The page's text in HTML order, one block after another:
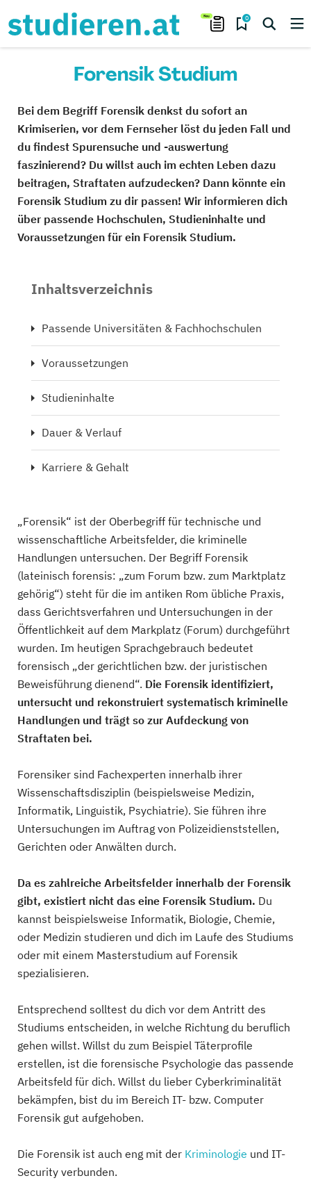
0
Forensik Studium
Bei dem Begriff Forensik denkst du sofort an
Krimiserien, vor dem Fernseher löst du jeden Fall und
du findest Spurensuche und -auswertung
faszinierend? Du willst auch im echten Leben dazu
beitragen, Straftaten aufzudecken? Dann könnte ein
Forensik Studium zu dir passen! Wir informieren dich
über passende Hochschulen, Studieninhalte und
Voraussetzungen für ein Forensik Studium.
Inhaltsverzeichnis
Passende Universitäten & Fachhochschulen
Voraussetzungen
Studieninhalte
Dauer & Verlauf
Karriere & Gehalt
„Forensik“ ist der Oberbegriff für technische und
wissenschaftliche Arbeitsfelder, die kriminelle
Handlungen untersuchen. Der Begriff Forensik
(lateinisch forensis: „zum Forum bzw. zum Marktplatz
gehörig“) steht für die im antiken Rom übliche Praxis,
dass Gerichtsverfahren und Untersuchungen in der
Öffentlichkeit auf dem Markplatz (Forum) durchgeführt
wurden. Im heutigen Sprachgebrauch bedeutet
forensisch „der gerichtlichen bzw. der juristischen
Beweisführung dienend“. Die Forensik identifiziert,
untersucht und rekonstruiert systematisch kriminelle
Handlungen und trägt so zur Aufdeckung von
Straftaten bei.
Forensiker sind Fachexperten innerhalb ihrer
Wissenschaftsdisziplin (beispielsweise Medizin,
Informatik, Linguistik, Psychiatrie). Sie führen ihre
Untersuchungen im Auftrag von Polizeidienststellen,
Gerichten oder Anwälten durch.
Da es zahlreiche Arbeitsfelder innerhalb der Forensik
gibt, existiert nicht das eine Forensik Studium. Du
kannst beispielsweise Informatik, Biologie, Chemie,
oder Medizin studieren und dich im Laufe des Studiums
oder mit einem Masterstudium auf Forensik
spezialisieren.
Entsprechend solltest du dich vor dem Antritt des
Studiums entscheiden, in welche Richtung du beruflich
gehen willst. Willst du zum Beispiel Täterprofile
erstellen, ist die forensische Psychologie das passende
Arbeitsfeld für dich. Willst du lieber Cyberkriminalität
bekämpfen, bist du im Bereich IT- bzw. Computer
Forensik gut aufgehoben.
Die Forensik ist auch eng mit der Kriminologie und IT-
Security verbunden.